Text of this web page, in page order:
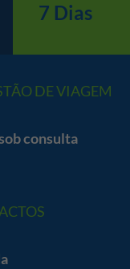
7 Dias
DE VIAGEM
consulta